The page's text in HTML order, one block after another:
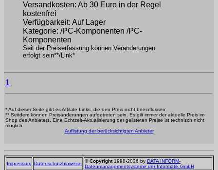
Versandkosten: Ab 30 Euro in der Regel
kostenfrei
Verfügbarkeit: Auf Lager
Kategorie: /PC-Komponenten /PC-
Komponenten
Seit der Preiserfassung können Veränderungen
erfolgt sein**/Link*
1
* Auf dieser Seite gibt es Affilate Links, die den Preis nicht beeinflussen.
** Seitdem können Preisänderungen aufgetreten sein. Es gilt immer der aktuelle Preis im
Shop des Anbieters. Eine Echtzeit-Aktualisierung der gelisteten Preise ist technisch nicht
möglich.
Auflistung der berücksichtigten Anbieter
Impressum Datenschutzhinweise ©Copyright1998-2026 by DATA INFORM-
Datenmanagementsysteme der Informatik GmbH